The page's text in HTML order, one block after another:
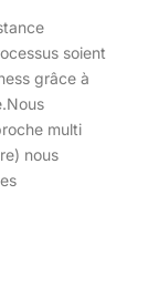
soient
grâce à
Nous
multi
nous